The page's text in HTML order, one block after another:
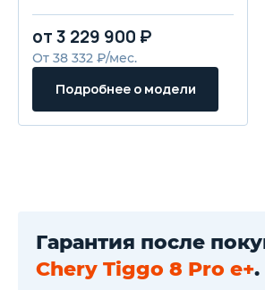
Атмосферная подсветка
интерьера
Панорамная крыша с люком
и шторкой
Эра Глонасс
Система кругового обзора
3600 и задние датчики
полосе (LKA)
Система помощи при
движении в пробках
от 3 229 900 ₽
От 38 332 ₽/мес.
Подробнее о модели
Гарантия после
Chery Tiggo 8 Pro e+.